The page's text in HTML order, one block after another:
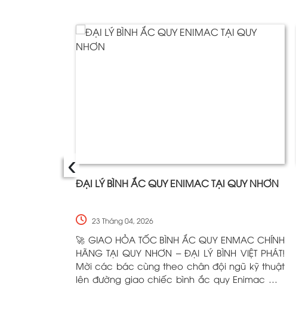
ĐẠI LÝ BÌNH ẮC QUY ENIMAC TẠI QUY NHƠN
23 Tháng 04, 2026
🚀 GIAO HỎA TỐC BÌNH ẮC QUY ENMAC CHÍNH
HÃNG TẠI QUY NHƠN – ĐẠI LÝ BÌNH VIỆT PHÁT!
Mời các bác cùng theo chân đội ngũ kỹ thuật
lên đường giao chiếc bình ắc quy Enimac mới
‹